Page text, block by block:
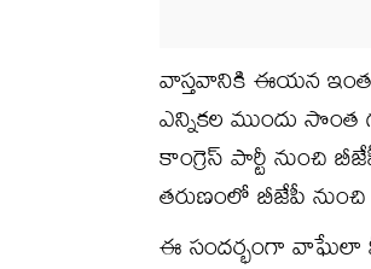
వాస్తవానికి ఈయన
ఎన్నికల ముందు సొంత
కాంగ్రెస్ పార్టీ నుంచి
తరుణంలో బీజేపీ
ఈ సందర్భంగా వాఘేలా